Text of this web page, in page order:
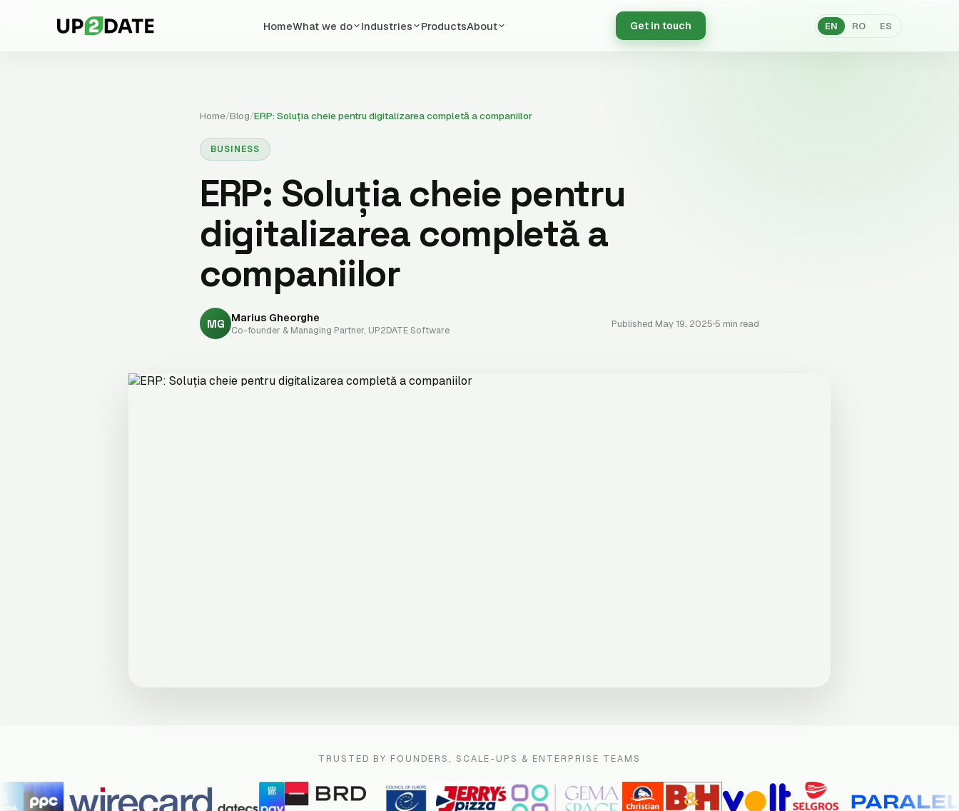
HomeWhat we do Industries ProductsAbout Get in touch EN RO ES
Home/Blog/ERP: Soluția cheie pentru digitalizarea completă a companiilor
BUSINESS
ERP: Soluția cheie pentru
digitalizarea completă a
companiilor
MG Marius Gheorghe
Co-founder & Managing Partner, UP2DATE Software
Published May 19, 2025 5 min read
TRUSTED BY FOUNDERS, SCALE-UPS & ENTERPRISE TEAMS